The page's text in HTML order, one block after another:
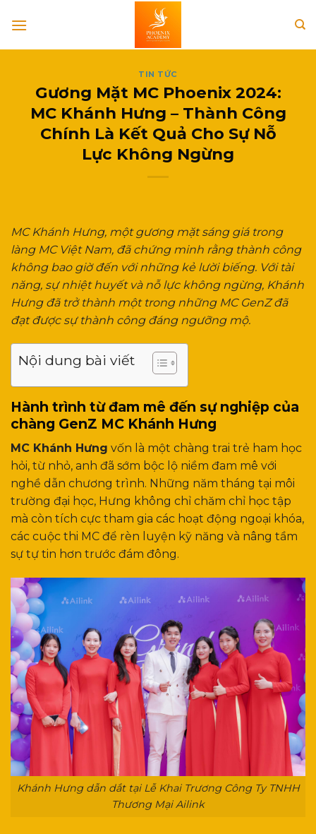
TIN TỨC
Gương Mặt MC Phoenix 2024:
MC Khánh Hưng – Thành Công
Chính Là Kết Quả Cho Sự Nỗ
Lực Không Ngừng
MC Khánh Hưng, một gương mặt sáng giá trong
làng MC Việt Nam, đã chứng minh rằng thành công
không bao giờ đến với những kẻ lười biếng. Với tài
năng, sự nhiệt huyết và nỗ lực không ngừng, Khánh
Hưng đã trở thành một trong những MC GenZ đã
đạt được sự thành công đáng ngưỡng mộ.
Nội dung bài viết
Hành trình từ đam mê đến sự nghiệp của
chàng GenZ MC Khánh Hưng
MC Khánh Hưng vốn là một chàng trai trẻ ham học
hỏi, từ nhỏ, anh đã sớm bộc lộ niềm đam mê với
nghề dẫn chương trình. Những năm tháng tại môi
trường đại học, Hưng không chỉ chăm chỉ học tập
mà còn tích cực tham gia các hoạt động ngoại khóa,
các cuộc thi MC để rèn luyện kỹ năng và nâng tầm
sự tự tin hơn trước đám đông.
Khánh Hưng dẫn dắt tại Lễ Khai Trương Công Ty TNHH
Thương Mại Ailink